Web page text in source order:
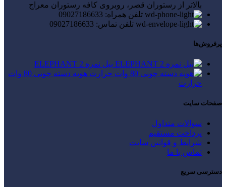
بالاتر از رستوران قصر، روبروی کافه رستوران معراج
تلفن همراه: 09027186633
تلفن تماس: 09027186633
پرفروش‌ها
بیل نمره 2 ELEPHANT
هویه دسته چوبی 80 وات
حرارت
صفحات سایت
سوالات متداول
پرداخت مستقیم
شرایط و قوانین سایت
تماس با ما
دسترسی سریع